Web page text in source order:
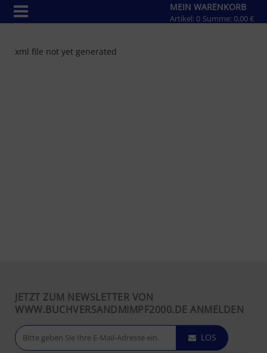
MEIN WARENKORB
Artikel: 0 Summe: 0,00 €
xml file not yet generated
JETZT ZUM NEWSLETTER VON
WWW.BUCHVERSANDMIMPF2000.DE ANMELDEN
LOS